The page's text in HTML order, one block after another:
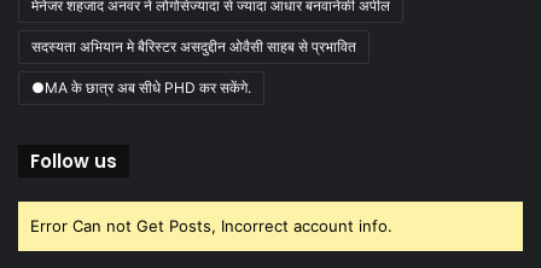
मेनेजर शहजाद अनवर ने लोगोसेज्यादा से ज्यादा आधार बनवानेकी अपील
सदस्यता अभियान मे बैरिस्टर असदुद्दीन ओवैसी साहब से प्रभावित
●MA के छात्र अब सीधे PHD कर सकेंगे.
Follow us
Error Can not Get Posts, Incorrect account info.